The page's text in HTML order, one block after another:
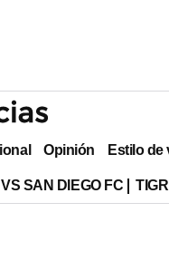
Opinión Estilo de
SAN DIEGO FC